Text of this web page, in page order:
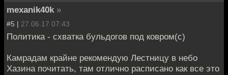
mexanik40k »
#5 | 27.06.17 07:43
Политика - схватка бульдогов под ковром(с)
Камрадам крайне рекомендую Лестницу в небо
Хазина почитать, там отлично расписано как все это